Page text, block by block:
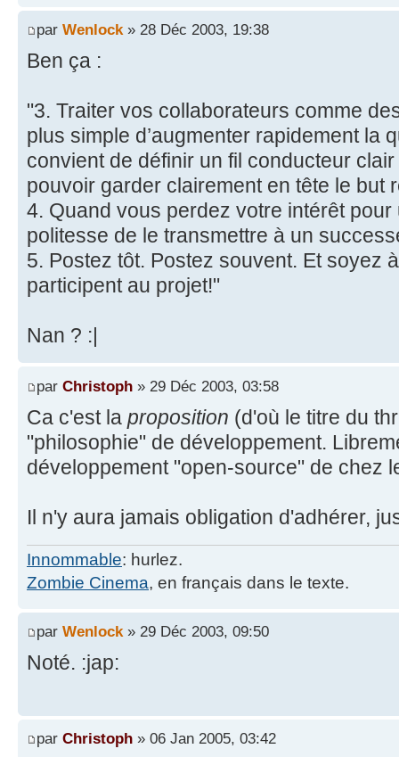
par Wenlock» 28 Déc 2003, 19:38
Ben ça :
"3. Traiter vos collaborateurs comme
plus simple d’augmenter rapidement la
convient de définir un fil conducteur
pouvoir garder clairement en tête le but
4. Quand vous perdez votre intérêt
politesse de le transmettre à un
5. Postez tôt. Postez souvent. Et soyez
participent au projet!"
Nan ? :|
par Christoph » 29 Déc 2003, 03:58
Ca c'est la proposition (d'où le titre du
"philosophie" de développement.
développement "open-source" de chez
Il n'y aura jamais obligation d'adhérer,
Innommable: hurlez.
Zombie Cinema, en français dans le texte.
par Wenlock» 29 Déc 2003, 09:50
Noté. :jap:
par Christoph » 06 Jan 2005, 03:42